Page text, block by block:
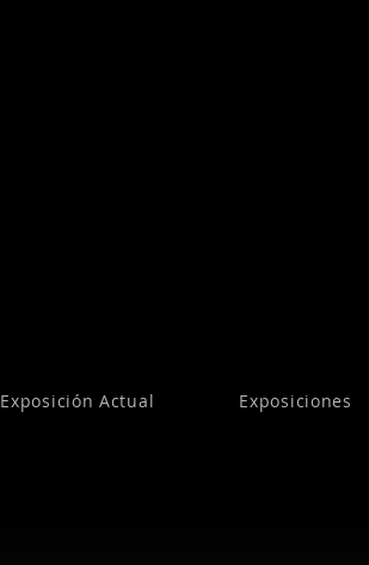
Exposición Actual Exposiciones